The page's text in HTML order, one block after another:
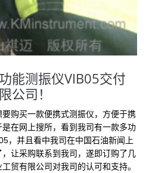
能测振仪VIB05交付
公司！
购买一款便携式测振仪，方便于携
在网上搜所，看到我司有一款多功
，并且看中我司在中国石油新闻上
让采购联系到我司，遂即订购了几
贸有限公司对我司的认可和支持。